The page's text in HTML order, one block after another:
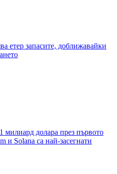
етер запасите, доближавайки
милиард долара през първото
и Solana са най-засегнати